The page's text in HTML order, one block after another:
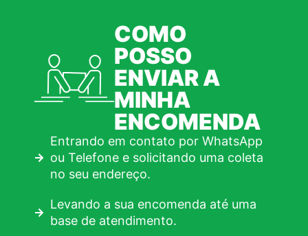
COMO
POSSO
ENVIAR A
MINHA
ENCOMENDA
Entrando em contato por WhatsApp
ou Telefone e solicitando uma coleta
no seu endereço.
Levando a sua encomenda até uma
base de atendimento.